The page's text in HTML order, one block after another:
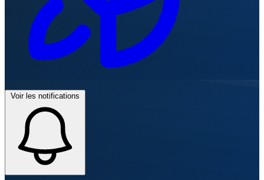
Voir les notifications